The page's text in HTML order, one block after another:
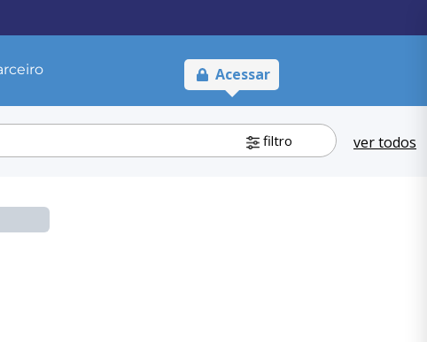
Acessar
filtro ver todos